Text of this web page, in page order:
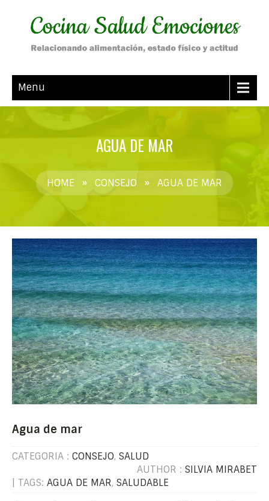
Menu
AGUA DE MAR
HOME » CONSEJO » AGUA DE MAR
Agua de mar
CATEGORIA : CONSEJO, SALUD
AUTHOR : SILVIA MIRABET
| TAGS: AGUA DE MAR, SALUDABLE